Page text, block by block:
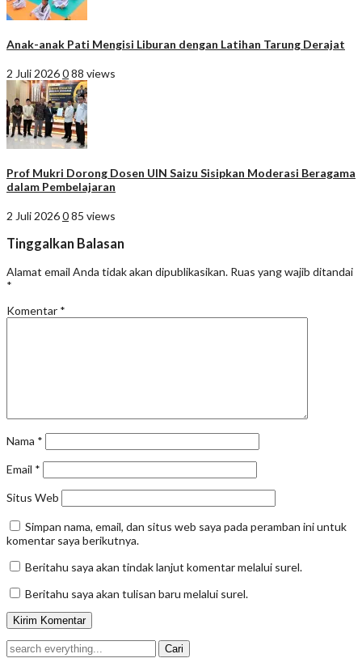
Anak-anak Pati Mengisi Liburan dengan Latihan Tarung Derajat
2 Juli 2026088 views
Prof Mukri Dorong Dosen UIN Saizu Sisipkan Moderasi Beragama
dalam Pembelajaran
2 Juli 2026085 views
Tinggalkan Balasan
Alamat email Anda tidak akan dipublikasikan. Ruas yang wajib ditandai
*
Komentar *
Nama *
Email *
Situs Web
Simpan nama, email, dan situs web saya pada peramban ini untuk
komentar saya berikutnya.
Beritahu saya akan tindak lanjut komentar melalui surel.
Beritahu saya akan tulisan baru melalui surel.